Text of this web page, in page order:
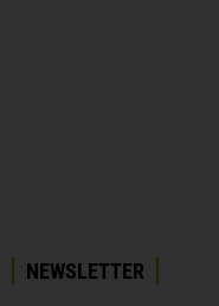
NEWSLETTER